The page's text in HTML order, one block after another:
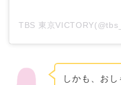
TBS 東京
しかも、おし